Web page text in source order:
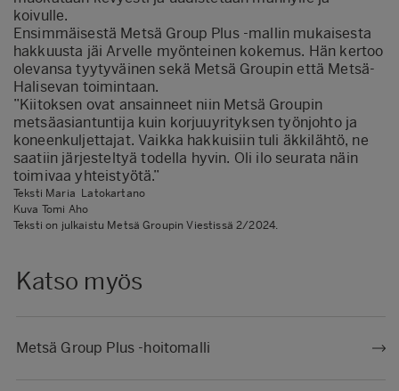
koivulle.
Ensimmäisestä Metsä Group Plus -mallin mukaisesta
hakkuusta jäi Arvelle myönteinen kokemus. Hän kertoo
olevansa tyytyväinen sekä Metsä Groupin että Metsä-
Halisevan toimintaan.
”Kiitoksen ovat ansainneet niin Metsä Groupin
metsäasiantuntija kuin korjuuyrityksen työnjohto ja
koneenkuljettajat. Vaikka hakkuisiin tuli äkkilähtö, ne
saatiin järjesteltyä todella hyvin. Oli ilo seurata näin
toimivaa yhteistyötä.”
Teksti Maria Latokartano
Kuva Tomi Aho
Teksti on julkaistu Metsä Groupin Viestissä 2/2024.
Katso myös
Metsä Group Plus -hoitomalli